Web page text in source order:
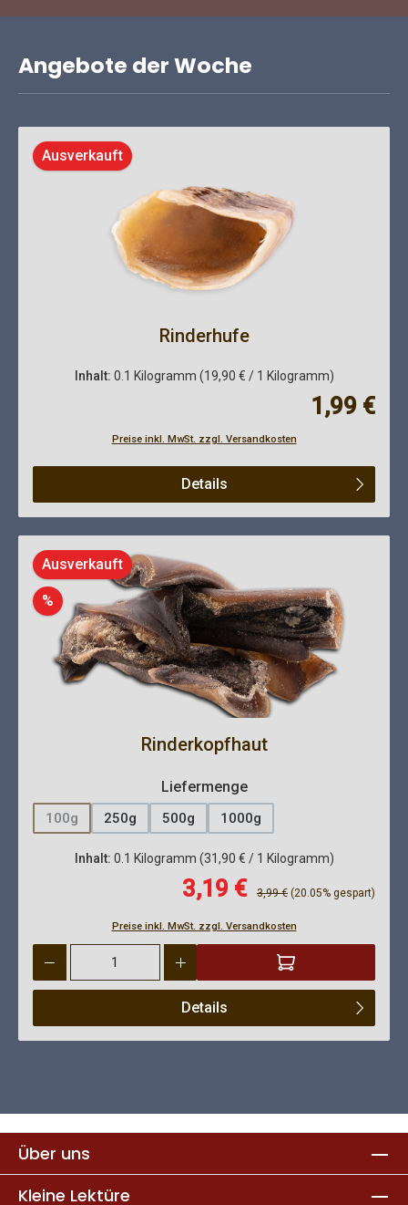
Angebote der Woche
Ausverkauft
Rinderhufe
Inhalt: 0.1 Kilogramm (19,90 € / 1 Kilogramm)
Regulärer
1,99 €
Preise inkl. MwSt. zzgl. Versandkosten
Details
Ausverkauft
% Rabatt
Rinderkopfhaut
Liefermengeauswählen
100g
(Diese Option ist zurzeit nicht verfügbar.)
250g 500g 1000g
Inhalt: 0.1 Kilogramm (31,90 € / 1 Kilogramm)
Verkaufspreis:
3,19 € Regulärer Preis:
3,99 € (20.05% gespart)
Preise inkl. MwSt. zzgl. Versandkosten
Produkt Anzahl: Gib den gewünschten Wert ein oder benutze
Details
Über uns
Kleine Lektüre